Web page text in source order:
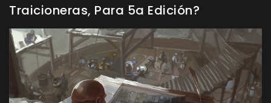
Traicioneras, Para 5a Edición?